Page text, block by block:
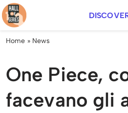
Vai
al
Home » News
One Piece,
facevano gli